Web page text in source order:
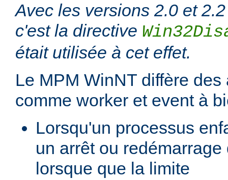
Avec les versions 2.0 et
c'est la directive
était utilisée à cet effet.
Le MPM WinNT diffère
comme worker et event à
Lorsqu'un processus
un arrêt ou redémarrage
lorsque que la limite